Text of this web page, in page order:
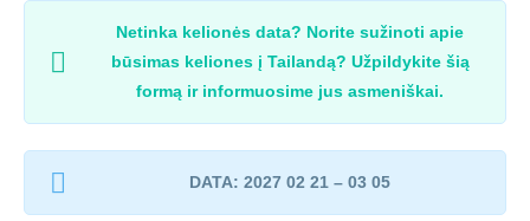
Netinka kelionės data? Norite sužinoti apie
būsimas keliones į Tailandą? Užpildykite šią
formą ir informuosime jus asmeniškai.
DATA: 2027 02 21 – 03 05